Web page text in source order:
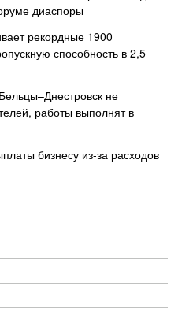
диаспоры
рекордные 1900
способность в 2,5
не
работы выполнят в
бизнесу из-за расходов